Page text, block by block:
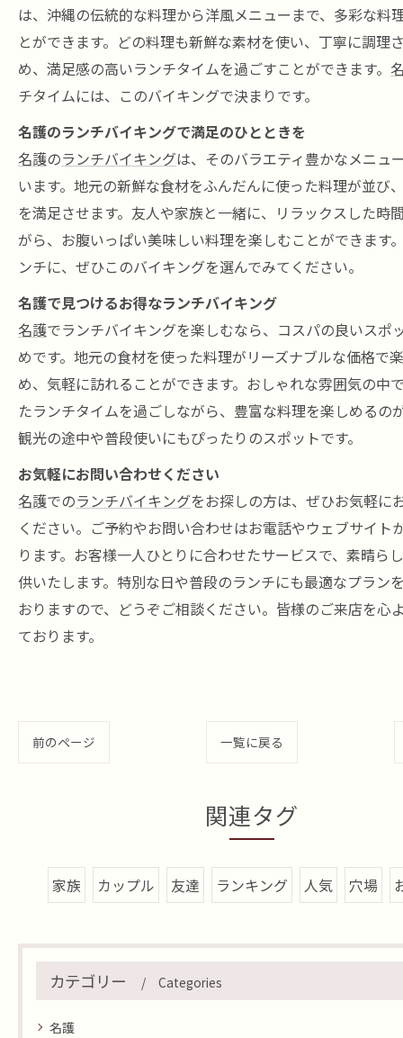
は、沖縄の伝統的な料理から洋風メニューまで、多彩な料
とができます。どの料理も新鮮な素材を使い、丁寧に調理
め、満足感の高いランチタイムを過ごすことができます。
チタイムには、このバイキングで決まりです。
名護のランチバイキングで満足のひとときを
名護のランチバイキングは、そのバラエティ豊かなメニュ
います。地元の新鮮な食材をふんだんに使った料理が並び
を満足させます。友人や家族と一緒に、リラックスした時
がら、お腹いっぱい美味しい料理を楽しむことができます
ンチに、ぜひこのバイキングを選んでみてください。
名護で見つけるお得なランチバイキング
名護でランチバイキングを楽しむなら、コスパの良いスポ
めです。地元の食材を使った料理がリーズナブルな価格で
め、気軽に訪れることができます。おしゃれな雰囲気の中
たランチタイムを過ごしながら、豊富な料理を楽しめるの
観光の途中や普段使いにもぴったりのスポットです。
お気軽にお問い合わせください
名護でのランチバイキングをお探しの方は、ぜひお気軽に
ください。ご予約やお問い合わせはお電話やウェブサイト
ります。お客様一人ひとりに合わせたサービスで、素晴ら
供いたします。特別な日や普段のランチにも最適なプラン
おりますので、どうぞご相談ください。皆様のご来店を心
ております。
前のページ 一覧に戻る
関連タグ
家族 カップル 友達 ランキング 人気 穴場
カテゴリー Categories
名護